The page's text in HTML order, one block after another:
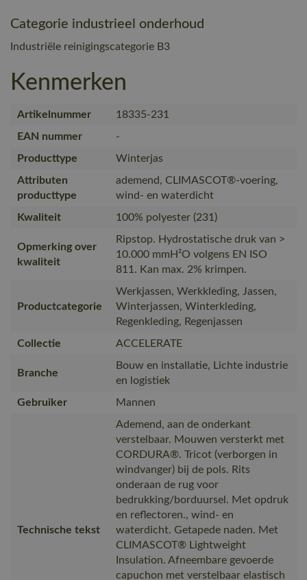
Categorie industrieel onderhoud
Industriële reinigingscategorie B3
Kenmerken
Artikelnummer
18335-231
EAN nummer
-
Producttype
Winterjas
Attributen
producttype
ademend, CLIMASCOT®-voering,
wind- en waterdicht
Kwaliteit
100% polyester (231)
Opmerking over
kwaliteit
Ripstop. Hydrostatische druk van >
10.000 mmH²O volgens EN ISO
811. Kan max. 2% krimpen.
Productcategorie
Werkjassen, Werkkleding, Jassen,
Winterjassen, Winterkleding,
Regenkleding, Regenjassen
Collectie
ACCELERATE
Branche
Bouw en installatie, Lichte industrie
en logistiek
Gebruiker
Mannen
Technische tekst
Ademend, aan de onderkant
verstelbaar. Mouwen versterkt met
CORDURA®. Tricot (verborgen in
windvanger) bij de pols. Rits
onderaan de rug voor
bedrukking/borduursel. Met opdruk
en reflectoren., wind- en
waterdicht. Getapede naden. Met
CLIMASCOT® Lightweight
Insulation. Afneembare gevoerde
capuchon met verstelbaar elastisch